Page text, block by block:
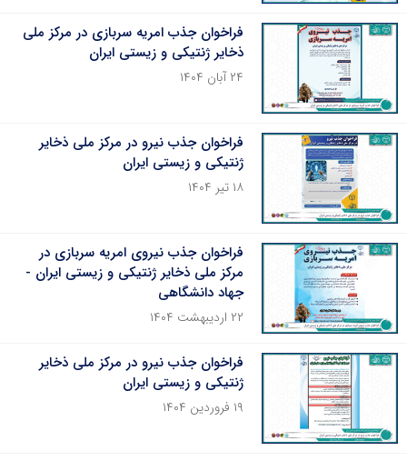
فراخوان جذب امریه سربازی در مرکز ملی
ذخایر ژنتیکی و زیستی ایران
۲۴ آبان ۱۴۰۴
فراخوان جذب نیرو در مرکز ملی ذخایر
ژنتیکی و زیستی ایران
۱۸ تیر ۱۴۰۴
فراخوان جذب نیروی امریه سربازی در
مرکز ملی ذخایر ژنتیکی و زیستی ایران -
جهاد دانشگاهی
۲۲ اردیبهشت ۱۴۰۴
فراخوان جذب نیرو در مرکز ملی ذخایر
ژنتیکی و زیستی ایران
۱۹ فروردین ۱۴۰۴